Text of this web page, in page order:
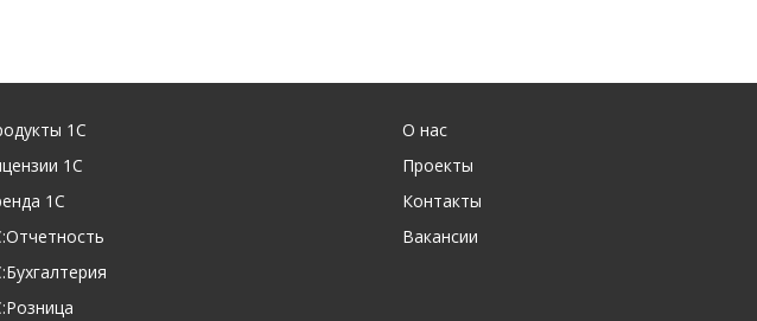
1С
1С
1С
О нас
Проекты
Контакты
Вакансии